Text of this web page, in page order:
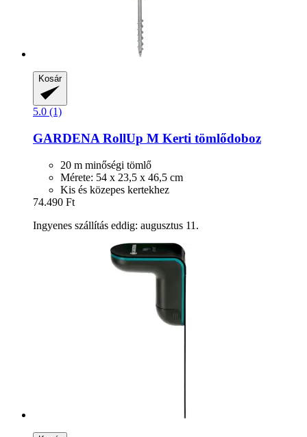
Kosár
5.0 (1)
GARDENA RollUp M Kerti tömlődoboz
20 m minőségi tömlő
Mérete: 54 x 23,5 x 46,5 cm
Kis és közepes kertekhez
74.490 Ft
Ingyenes szállítás eddig: augusztus 11.